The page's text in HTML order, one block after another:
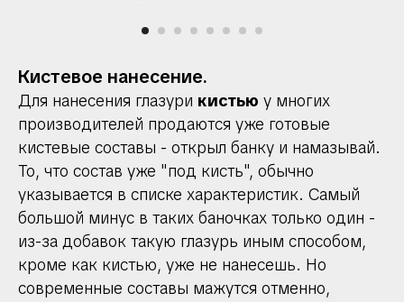
Кистевое нанесение.
Для нанесения глазури кистью у многих
производителей продаются уже готовые
кистевые составы - открыл банку и намазывай.
То, что состав уже "под кисть", обычно
указывается в списке характеристик. Самый
большой минус в таких баночках только один -
из-за добавок такую глазурь иным способом,
кроме как кистью, уже не нанесешь. Но
современные составы мажутся отменно,